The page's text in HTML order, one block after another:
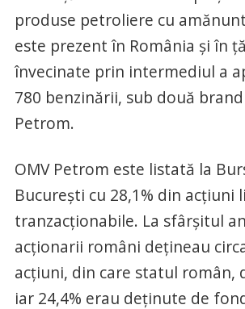
produse petroliere cu
este prezent în România și în
învecinate prin intermediul a
780 benzinării, sub două
Petrom.
OMV Petrom este listată la
București cu 28,1% din acțiuni
tranzacționabile. La sfârșitul
acționarii români dețineau
acțiuni, din care statul român,
iar 24,4% erau deținute de